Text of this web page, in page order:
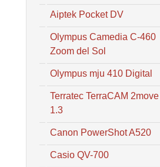
Aiptek Pocket DV
Olympus Camedia C-460
Zoom del Sol
Olympus mju 410 Digital
Terratec TerraCAM 2move
1.3
Canon PowerShot A520
Casio QV-700